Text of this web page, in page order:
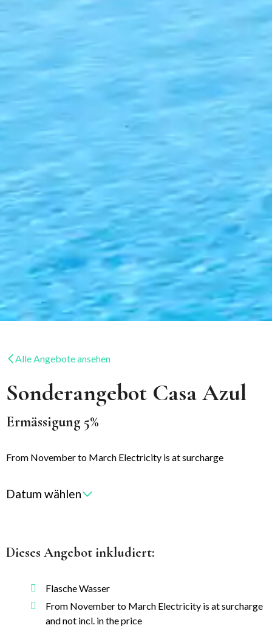
Alle Angebote ansehen
Sonderangebot Casa Azul
Ermässigung 5%
From November to March Electricity is at surcharge
Datum wählen
Dieses Angebot inkludiert:
Flasche Wasser
From November to March Electricity is at surcharge
and not incl. in the price